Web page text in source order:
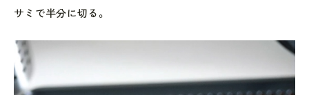
サミで半分に切る。